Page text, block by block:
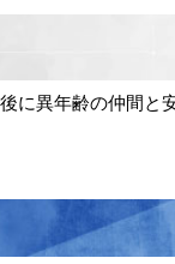
異年齢の仲間と